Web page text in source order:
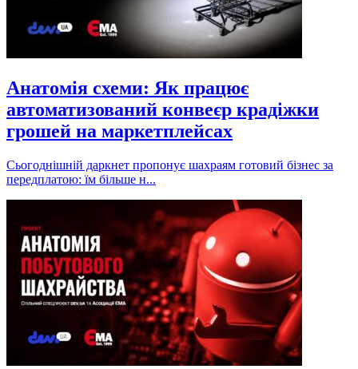
Анатомія схеми: Як працює
автоматизований конвеєр крадіжки
грошей на маркетплейсах
Сьогоднішній даркнет пропонує шахраям готовий бізнес за
передплатою: їм більше н...